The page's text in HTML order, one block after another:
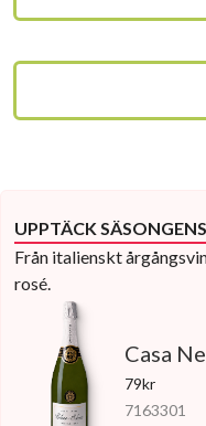
UPPTÄCK
Från italienskt
rosé.
Casa
79kr
7163301